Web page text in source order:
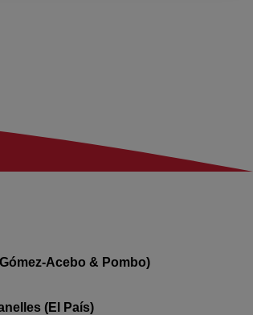
Acebo & Pombo)
(El País)